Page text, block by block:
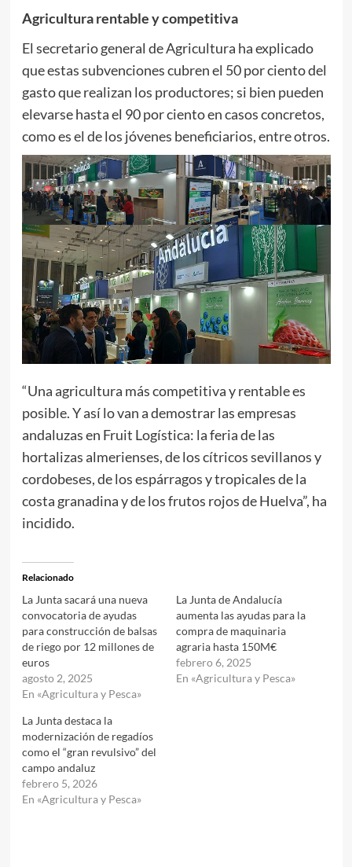
Agricultura rentable y competitiva
El secretario general de Agricultura ha explicado
que estas subvenciones cubren el 50 por ciento del
gasto que realizan los productores; si bien pueden
elevarse hasta el 90 por ciento en casos concretos,
como es el de los jóvenes beneficiarios, entre otros.
“Una agricultura más competitiva y rentable es
posible. Y así lo van a demostrar las empresas
andaluzas en Fruit Logística: la feria de las
hortalizas almerienses, de los cítricos sevillanos y
cordobeses, de los espárragos y tropicales de la
costa granadina y de los frutos rojos de Huelva”, ha
incidido.
Relacionado
La Junta sacará una nueva
convocatoria de ayudas
para construcción de balsas
de riego por 12 millones de
euros
agosto 2, 2025
En «Agricultura y Pesca»
La Junta de Andalucía
aumenta las ayudas para la
compra de maquinaria
agraria hasta 150M€
febrero 6, 2025
En «Agricultura y Pesca»
La Junta destaca la
modernización de regadíos
como el “gran revulsivo” del
campo andaluz
febrero 5, 2026
En «Agricultura y Pesca»